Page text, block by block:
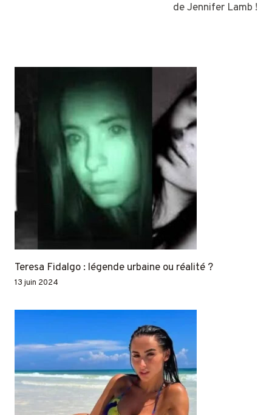
de Jennifer Lamb !
Teresa Fidalgo : légende urbaine ou réalité ?
13 juin 2024